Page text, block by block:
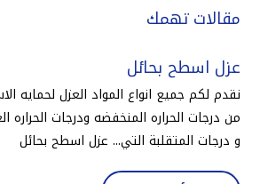
مقالات تهمك
عزل اسطح بحائل
نقدم لكم جميع انواع المواد العزل لحمايه
من درجات الحراره المنخفضه ودرجات الحراره
و درجات المتقلبة التي... عزل اسطح بحائل